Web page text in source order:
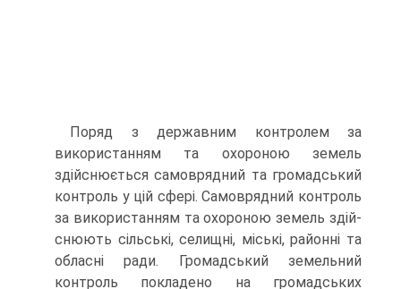
Поряд з державним контролем за
використанням та охороною земель
здійснюється самоврядний та громадський
контроль у цій сфе­рі. Самоврядний контроль
за використанням та охороною земель здій­
снюють сільські, селищні, міські, районні та
обласні ради. Громадсь­кий земельний
контроль покладено на громадських